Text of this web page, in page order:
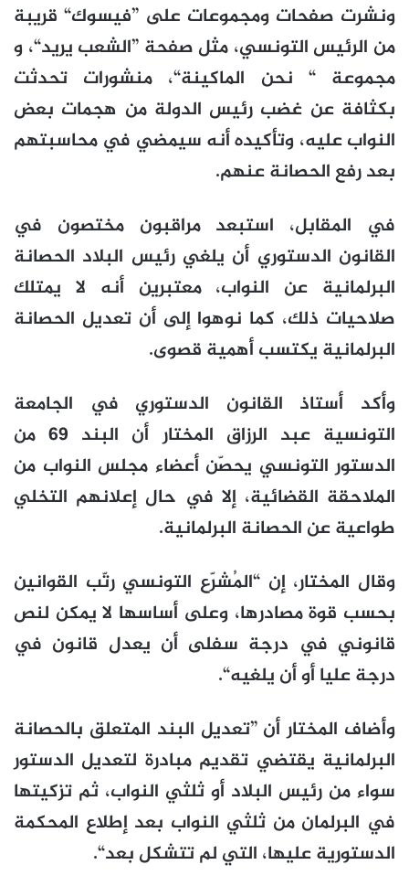
ونشرت صفحات ومجموعات على ”فيسوك“ قريبة
من الرئيس التونسي، مثل صفحة ”الشعب يريد“، و
مجموعة “ نحن الماكينة“، منشورات تحدثت
بكثافة عن غضب رئيس الدولة من هجمات بعض
النواب عليه، وتأكيده أنه سيمضي في محاسبتهم
بعد رفع الحصانة عنهم.
في المقابل، استبعد مراقبون مختصون في
القانون الدستوري أن يلغي رئيس البلاد الحصانة
البرلمانية عن النواب، معتبرين أنه لا يمتلك
صلاحيات ذلك، كما نوهوا إلى أن تعديل الحصانة
البرلمانية يكتسب أهمية قصوى.
وأكد أستاذ القانون الدستوري في الجامعة
التونسية عبد الرزاق المختار أن البند 69 من
الدستور التونسي يحصّن أعضاء مجلس النواب من
الملاحقة القضائية، إلا في حال إعلانهم التخلي
طواعية عن الحصانة البرلمانية.
وقال المختار، إن “المُشرّع التونسي رتّب القوانين
بحسب قوة مصادرها، وعلى أساسها لا يمكن لنص
قانوني في درجة سفلى أن يعدل قانون في
درجة عليا أو أن يلغيه“.
وأضاف المختار أن ”تعديل البند المتعلق بالحصانة
البرلمانية يقتضي تقديم مبادرة لتعديل الدستور
سواء من رئيس البلاد أو ثلثي النواب، ثم تزكيتها
في البرلمان من ثلثي النواب بعد إطلاع المحكمة
الدستورية عليها، التي لم تتشكل بعد“.